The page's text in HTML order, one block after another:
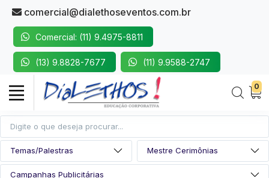
comercial@dialethoseventos.com.br
Comercial: (11) 9.4975-8811
(13) 9.8828-7677 (11) 9.9588-2747
0